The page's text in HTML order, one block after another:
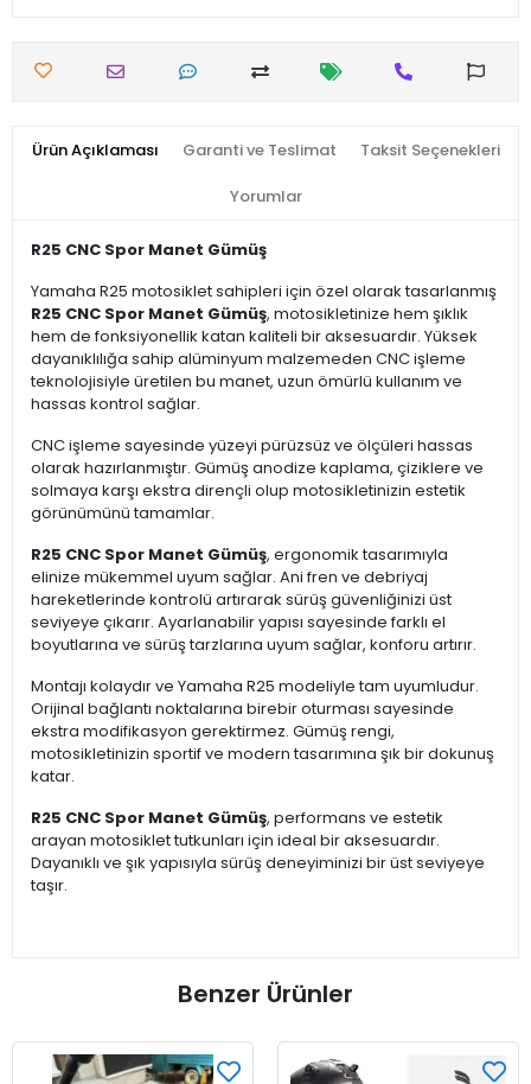
Ürün Açıklaması Garanti ve Teslimat Taksit Seçenekleri
Yorumlar
R25 CNC Spor Manet Gümüş
Yamaha R25 motosiklet sahipleri için özel olarak tasarlanmış
R25 CNC Spor Manet Gümüş, motosikletinize hem şıklık
hem de fonksiyonellik katan kaliteli bir aksesuardır. Yüksek
dayanıklılığa sahip alüminyum malzemeden CNC işleme
teknolojisiyle üretilen bu manet, uzun ömürlü kullanım ve
hassas kontrol sağlar.
CNC işleme sayesinde yüzeyi pürüzsüz ve ölçüleri hassas
olarak hazırlanmıştır. Gümüş anodize kaplama, çiziklere ve
solmaya karşı ekstra dirençli olup motosikletinizin estetik
görünümünü tamamlar.
R25 CNC Spor Manet Gümüş, ergonomik tasarımıyla
elinize mükemmel uyum sağlar. Ani fren ve debriyaj
hareketlerinde kontrolü artırarak sürüş güvenliğinizi üst
seviyeye çıkarır. Ayarlanabilir yapısı sayesinde farklı el
boyutlarına ve sürüş tarzlarına uyum sağlar, konforu artırır.
Montajı kolaydır ve Yamaha R25 modeliyle tam uyumludur.
Orijinal bağlantı noktalarına birebir oturması sayesinde
ekstra modifikasyon gerektirmez. Gümüş rengi,
motosikletinizin sportif ve modern tasarımına şık bir dokunuş
katar.
R25 CNC Spor Manet Gümüş, performans ve estetik
arayan motosiklet tutkunları için ideal bir aksesuardır.
Dayanıklı ve şık yapısıyla sürüş deneyiminizi bir üst seviyeye
taşır.
Benzer Ürünler